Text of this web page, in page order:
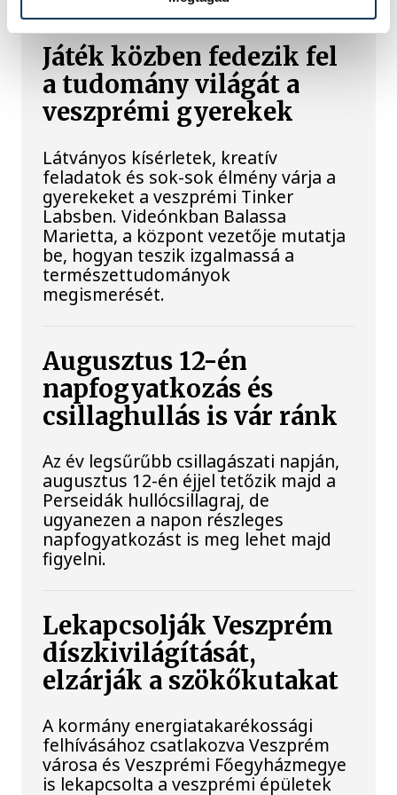
Játék közben fedezik fel
a tudomány világát a
veszprémi gyerekek
Látványos kísérletek, kreatív
feladatok és sok-sok élmény várja a
gyerekeket a veszprémi Tinker
Labsben. Videónkban Balassa
Marietta, a központ vezetője mutatja
be, hogyan teszik izgalmassá a
természettudományok
megismerését.
Augusztus 12-én
napfogyatkozás és
csillaghullás is vár ránk
Az év legsűrűbb csillagászati napján,
augusztus 12-én éjjel tetőzik majd a
Perseidák hullócsillagraj, de
ugyanezen a napon részleges
napfogyatkozást is meg lehet majd
figyelni.
Lekapcsolják Veszprém
díszkivilágítását,
elzárják a szökőkutakat
A kormány energiatakarékossági
felhívásához csatlakozva Veszprém
városa és Veszprémi Főegyházmegye
is lekapcsolta a veszprémi épületek